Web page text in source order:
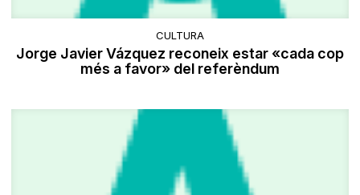
CULTURA
Jorge Javier Vázquez reconeix estar «cada cop
més a favor» del referèndum